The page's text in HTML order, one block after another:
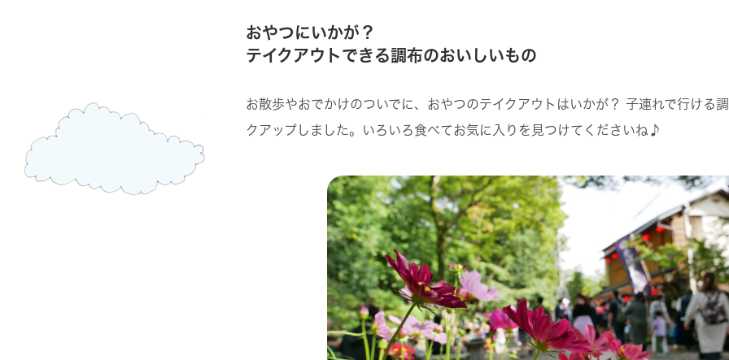
おやつにいかが？
テイクアウトできる調布のおいしいもの
お散歩やおでかけのついでに、おやつのテイクアウトはいかが？ 子連れで行ける
クアップしました。いろいろ食べてお気に入りを見つけてくださいね♪